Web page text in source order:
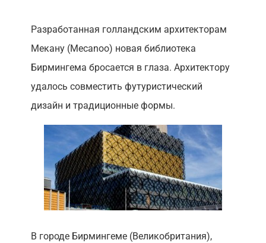
Разработанная голландским архитекторам
Мекану (Mecanoo) новая библиотека
Бирмингема бросается в глаза. Архитектору
удалось совместить футуристический
дизайн и традиционные формы.
В городе Бирмингеме (Великобритания),